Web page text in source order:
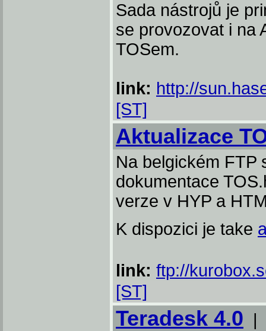
Sada nástrojů je
se provozovat i na
TOSem.
link: http://
[ST]
Aktualizace
Na belgickém FTP
dokumentace
verze v HYP a
K dispozici je take
link: ftp://
[ST]
Teradesk 4.0